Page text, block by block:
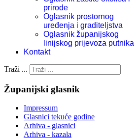
prirode
Oglasnik prostornog
uređenja i graditeljstva
Oglasnik županijskog
linijskog prijevoza putnika
Kontakt
Traži ...
Županijski glasnik
Impressum
Glasnici tekuće godine
Arhiva - glasnici
Arhiva - kazala